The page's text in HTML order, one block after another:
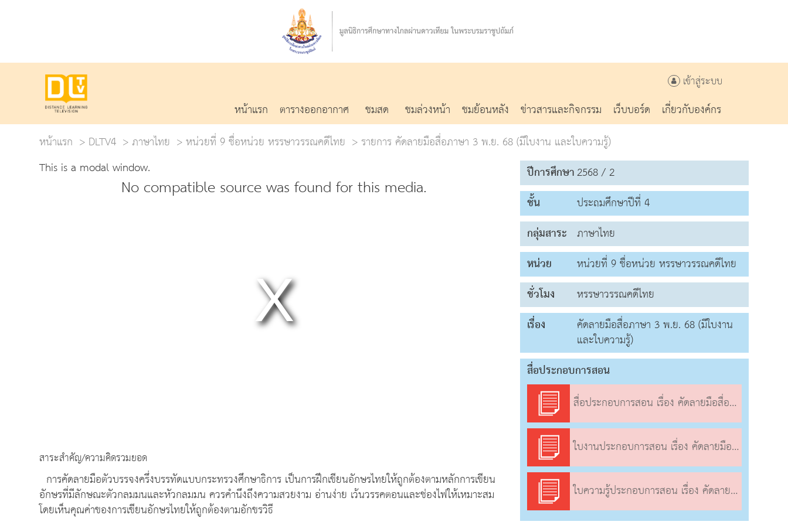
เข้าสู่ระบบ
หน้าแรก ตารางออกอากาศ ชมสด ชมล่วงหน้า ชมย้อนหลัง ข่าวสารและกิจกรรม เว็บบอร์ด
เกี่ยวกับองค์กร
หน้าแรก
DLTV4 ภาษาไทย หน่วยที่ 9 ชื่อหน่วย หรรษาวรรณคดีไทย
รายการ คัดลายมือสื่อภาษา 3 พ.ย. 68 (มีใบงาน และใบความรู้)
This is a modal window.
No compatible source was found for this media.
สาระสำคัญ/ความคิดรวมยอด
การคัดลายมือตัวบรรจงครึ่งบรรทัดแบบกระทรวงศึกษาธิการ เป็นการฝึกเขียนอักษรไทยให้ถูกต้องตามหลักการเขียน
อักษรที่มีลักษณะตัวกลมมนและหัวกลมมน ควรคำนึงถึงความสวยงาม อ่านง่าย เว้นวรรคตอนและช่องไฟให้เหมาะสม
โดยเห็นคุณค่าของการเขียนอักษรไทยให้ถูกต้องตามอักขรวิธี
ปีการศึกษา2568 / 2
ชั้น
ประถมศึกษาปีที่ 4
กลุ่มสาระ ภาษาไทย
หน่วย
หน่วยที่ 9 ชื่อหน่วย หรรษาวรรณคดีไทย
ชั่วโมง
หรรษาวรรณคดีไทย
เรื่อง
คัดลายมือสื่อภาษา 3 พ.ย. 68 (มีใบงาน
และใบความรู้)
สื่อประกอบการสอน
สื่อประกอบการสอน เรื่อง คัดลายมือสื่อภาษา
ใบงานประกอบการสอน เรื่อง คัดลายมือสื่อภาษา
ใบความรู้ประกอบการสอน เรื่อง คัดลายมือสื่อภาษา